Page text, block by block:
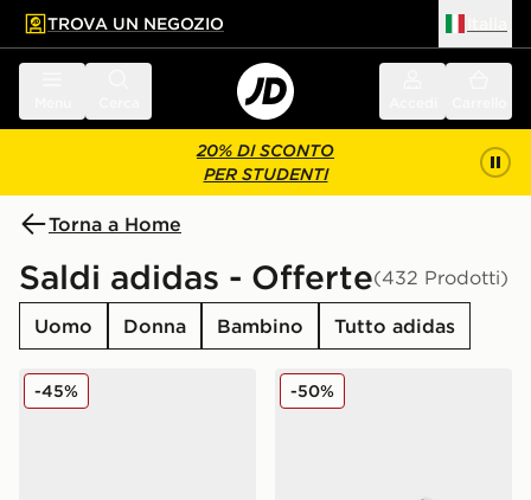
principale
a fondo pagina
TROVA UN NEGOZIO
20% DI SCONTO
PER STUDENTI
Torna a Home
Saldi adidas - Offerte(432 Prodotti)
Uomo Donna Bambino Tutto adidas
adidas Originals Handball Spezial Donna
-45% adidas Originals Campus
-50%